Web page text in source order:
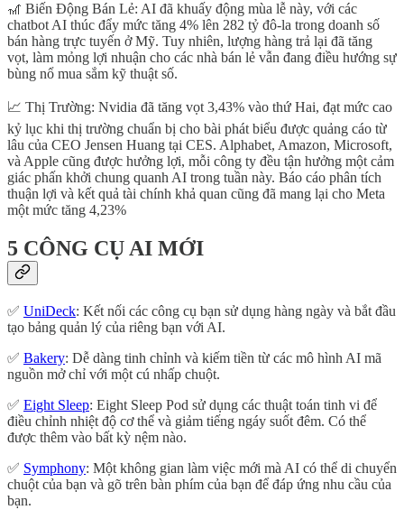
🎢 Biến Động Bán Lẻ: AI đã khuấy động mùa lễ này, với các
chatbot AI thúc đẩy mức tăng 4% lên 282 tỷ đô-la trong doanh số
bán hàng trực tuyến ở Mỹ. Tuy nhiên, lượng hàng trả lại đã tăng
vọt, làm mỏng lợi nhuận cho các nhà bán lẻ vẫn đang điều hướng sự
bùng nổ mua sắm kỹ thuật số.
📈 Thị Trường: Nvidia đã tăng vọt 3,43% vào thứ Hai, đạt mức cao
kỷ lục khi thị trường chuẩn bị cho bài phát biểu được quảng cáo từ
lâu của CEO Jensen Huang tại CES. Alphabet, Amazon, Microsoft,
và Apple cũng được hưởng lợi, mỗi công ty đều tận hưởng một cảm
giác phấn khởi chung quanh AI trong tuần này. Báo cáo phân tích
thuận lợi và kết quả tài chính khả quan cũng đã mang lại cho Meta
một mức tăng 4,23%
5 CÔNG CỤ AI MỚI
✅ UniDeck: Kết nối các công cụ bạn sử dụng hàng ngày và bắt đầu
tạo bảng quản lý của riêng bạn với AI.
✅ Bakery: Dễ dàng tinh chỉnh và kiếm tiền từ các mô hình AI mã
nguồn mở chỉ với một cú nhấp chuột.
✅ Eight Sleep: Eight Sleep Pod sử dụng các thuật toán tinh vi để
điều chỉnh nhiệt độ cơ thể và giảm tiếng ngáy suốt đêm. Có thể
được thêm vào bất kỳ nệm nào.
✅ Symphony: Một không gian làm việc mới mà AI có thể di chuyển
chuột của bạn và gõ trên bàn phím của bạn để đáp ứng nhu cầu của
bạn.